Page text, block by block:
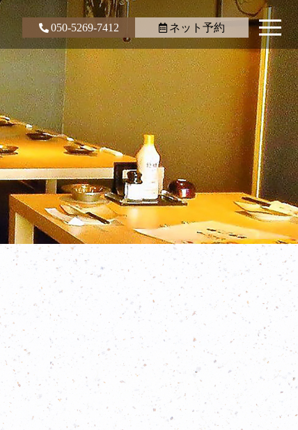
050-5269-7412 ネット予約